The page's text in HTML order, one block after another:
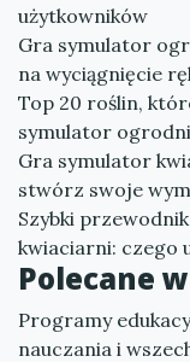
użytkowników
Gra symulator
na wyciągnięcie
Top 20 roślin,
symulator
Gra symulator
stwórz swoje
Szybki
kwiaciarni: czego
Polecane
Programy
nauczania i